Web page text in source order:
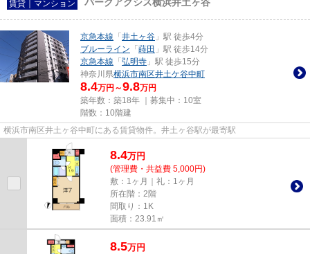
賃貸｜マンション
京急本線 「 井土ヶ谷 」駅 徒歩4分
ブルーライン 「 蒔田 」駅 徒歩14分
京急本線 「 弘明寺 」駅 徒歩15分
神奈川県横浜市南区井土ケ谷中町
8.4万円～9.8万円
築年数：築18年 ｜募集中： 10室
階数：10階建
横浜市南区井土ヶ谷中町にある賃貸物件。井土ヶ谷駅が最寄駅
8.4万円
(管理費・共益費 5,000円)
敷：1ヶ月｜礼：1ヶ月
所在階：2階
間取り：1K
面積：23.91㎡
8.5万円